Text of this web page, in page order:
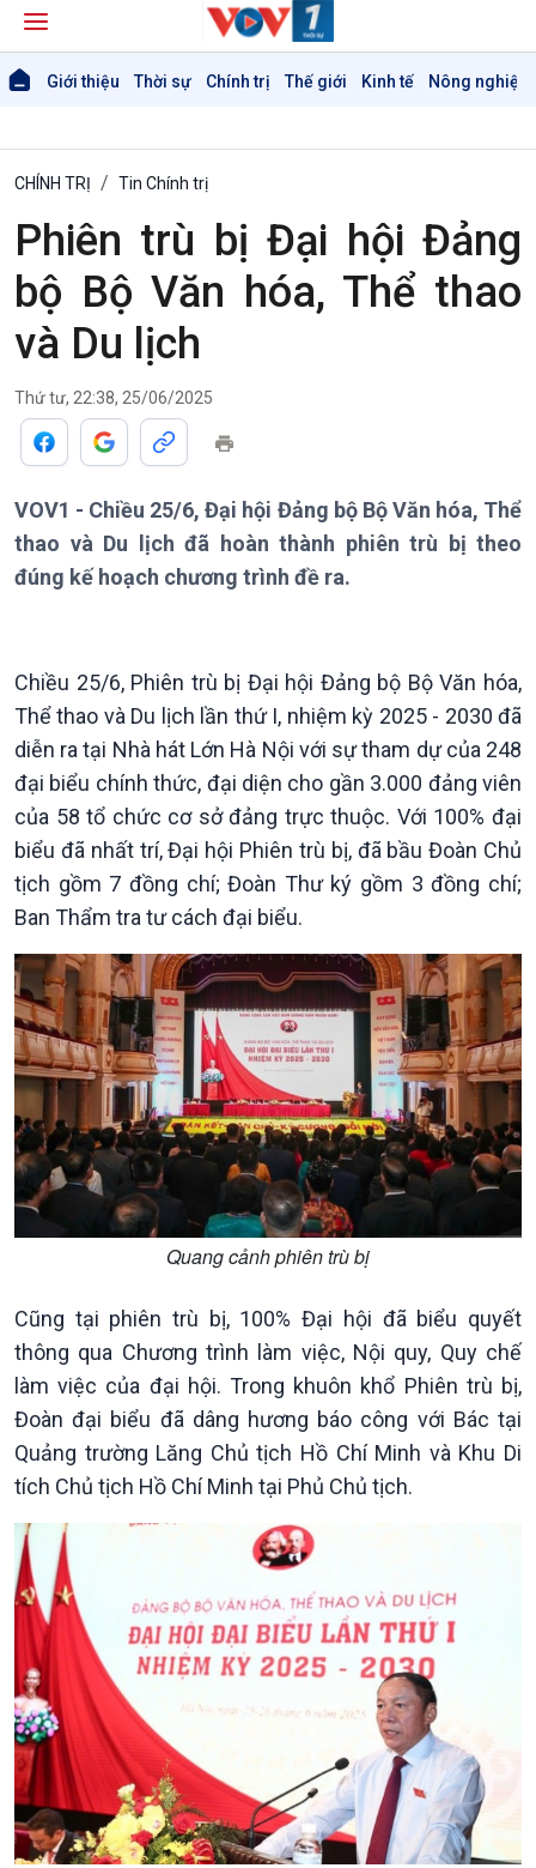
Giới thiệu Thời sự Chính trị Thế giới Kinh tế Nông nghiệp
Giới thiệu
Thời sự 12h
Thời sự 18h
Thời sự 21h30
Chính trị
Chính phủ với người dân
Quốc hội với cử tri
Xây dựng đảng
Đảng trong cuộc sống
Nhận diện sự thật
Pháp luật và đời sống
Thế giới
Vấn đề quốc tế
Hồ sơ sự kiện quốc tế
Thế giới & Việt Nam
Biên cương - Một dải vững
bền
Kinh tế
Tin Kinh tế
Trước giờ mở cửa
Dòng chảy Kinh tế
Sức sống hàng Việt
Tuyên chiến với gian lận
thương mại
Nông nghiệp & Biển đảo
Tin Nông nghiệp & Biển
đảo
Mùa vàng
Biển đảo Việt Nam
đảo
Tìm hiểu biển, đảo Việt
Nam
Xã hội
Khoa học & Công nghệ
CHÍNH TRỊ Tin Chính trị
Phiên trù bị Đại hội Đảng
bộ Bộ Văn hóa, Thể thao
và Du lịch
Thứ tư, 22:38, 25/06/2025
VOV1 - Chiều 25/6, Đại hội Đảng bộ Bộ Văn hóa, Thể
thao và Du lịch đã hoàn thành phiên trù bị theo
đúng kế hoạch chương trình đề ra.
Chiều 25/6, Phiên trù bị Đại hội Đảng bộ Bộ Văn hóa,
Thể thao và Du lịch lần thứ I, nhiệm kỳ 2025 - 2030 đã
diễn ra tại Nhà hát Lớn Hà Nội với sự tham dự của 248
đại biểu chính thức, đại diện cho gần 3.000 đảng viên
của 58 tổ chức cơ sở đảng trực thuộc. Với 100% đại
biểu đã nhất trí, Đại hội Phiên trù bị, đã bầu Đoàn Chủ
tịch gồm 7 đồng chí; Đoàn Thư ký gồm 3 đồng chí;
Ban Thẩm tra tư cách đại biểu.
Quang cảnh phiên trù bị
Cũng tại phiên trù bị, 100% Đại hội đã biểu quyết
thông qua Chương trình làm việc, Nội quy, Quy chế
làm việc của đại hội. Trong khuôn khổ Phiên trù bị,
Đoàn đại biểu đã dâng hương báo công với Bác tại
Quảng trường Lăng Chủ tịch Hồ Chí Minh và Khu Di
tích Chủ tịch Hồ Chí Minh tại Phủ Chủ tịch.